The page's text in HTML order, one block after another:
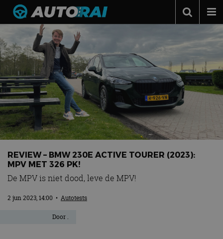
Autonieuws
Podcast
Autotests
Automerken
Adverteren
Contact
REVIEW – BMW 230E ACTIVE TOURER (2023):
MPV MET 326 PK!
De MPV is niet dood, leve de MPV!
2 jun 2023, 14:00 • Autotests
Door .